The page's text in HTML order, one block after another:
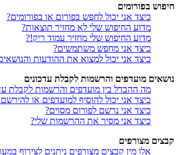
חיפוש בפורומים
כיצד אני יכול לחפש בפורום או בפורומים?
מדוע החיפוש שלי לא מחזיר תוצאות?
מדוע החיפוש שלי מחזיר עמוד ריק!?
כיצד אני מחפש משתמשים?
כיצד אני יכול למצוא את ההודעות
נושאים מועדפים והרשמות לקבלת עדכונים
מה ההבדל בין מועדפים והרשמות לקבלת
כיצד אני יכול להוסיף למועדפים או
כיצד אני נרשם לפורום מסוים?
כיצד אני מסיר את ההרשמות שלי?
קבצים מצורפים
אלו מין קבצים מצורפים ניתנים לצירוף